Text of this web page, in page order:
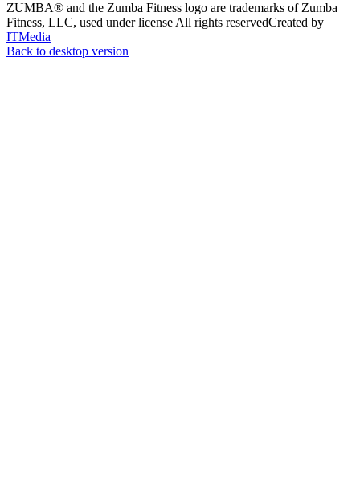
ZUMBA® and the Zumba Fitness logo are trademarks of Zumba
Fitness, LLC, used under license All rights reservedCreated by
ITMedia
Back to desktop version